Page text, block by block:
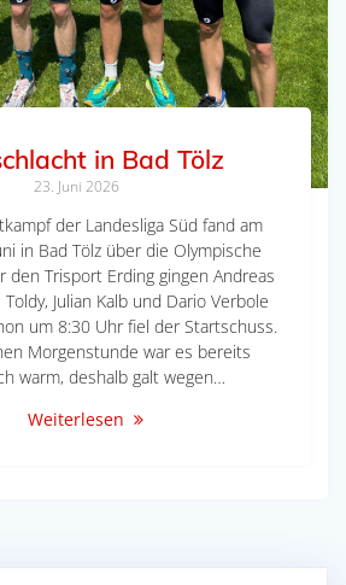
in Bad Tölz
23. Juni 2026
der Landesliga Süd fand am
in Bad Tölz über die Olympische
den Trisport Erding gingen Andreas
Julian Kalb und Dario Verbole
um 8:30 Uhr fiel der Startschuss.
Morgenstunde war es bereits
warm, deshalb galt wegen…
Weiterlesen